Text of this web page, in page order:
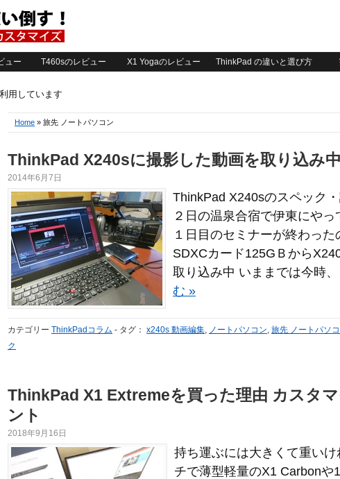
ュー T460sのレビュー X1 Yogaのレビュー ThinkPad の違いと選び方
用しています
Home » 旅先 ノートパソコン
ThinkPad X240sに撮影した動画を取り込み中
2014年6月7日
ThinkPad X240sのスペック
２日の温泉合宿で伊東にやっ
１日目のセミナーが終わっ
SDXCカード125GＢから
取り込み中 いままでは今時
む »
カテゴリー ThinkPadコラム - タグ： x240s 動画編集, ノートパソコン, 旅先 ノートパソ
ク
ThinkPad X1 Extremeを買った理由 カスタ
ント
2018年9月16日
持ち運ぶには大きくて重い
チで薄型軽量のX1 Carbonや